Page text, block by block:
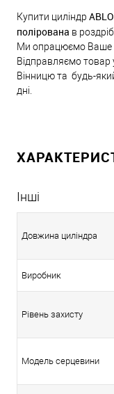
Купити циліндр
полірована в
Ми опрацюємо Ваше
Відправляємо товар
Вінницю та будь-
дні.
Інші
Довжина циліндра
Виробник
Рівень захисту
Модель серцевини